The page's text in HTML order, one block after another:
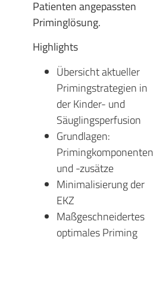
Patienten angepassten
Priminglösung.
Highlights
Übersicht aktueller
Primingstrategien in
der Kinder- und
Säuglingsperfusion
Grundlagen:
Primingkomponenten
und -zusätze
Minimalisierung der
EKZ
Maßgeschneidertes
optimales Priming